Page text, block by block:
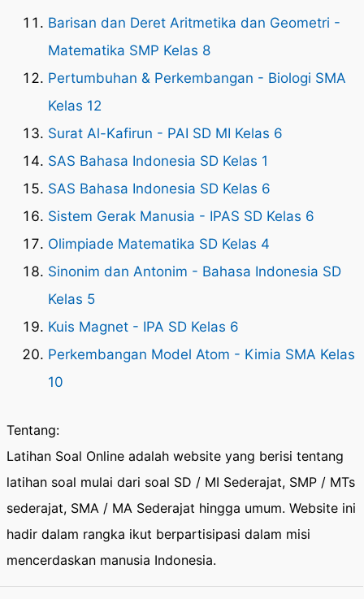
Barisan dan Deret Aritmetika dan Geometri -
Matematika SMP Kelas 8
Pertumbuhan & Perkembangan - Biologi SMA
Kelas 12
Surat Al-Kafirun - PAI SD MI Kelas 6
SAS Bahasa Indonesia SD Kelas 1
SAS Bahasa Indonesia SD Kelas 6
Sistem Gerak Manusia - IPAS SD Kelas 6
Olimpiade Matematika SD Kelas 4
Sinonim dan Antonim - Bahasa Indonesia SD
Kelas 5
Kuis Magnet - IPA SD Kelas 6
Perkembangan Model Atom - Kimia SMA Kelas
10
Tentang:
Latihan Soal Online adalah website yang berisi tentang
latihan soal mulai dari soal SD / MI Sederajat, SMP / MTs
sederajat, SMA / MA Sederajat hingga umum. Website ini
hadir dalam rangka ikut berpartisipasi dalam misi
mencerdaskan manusia Indonesia.